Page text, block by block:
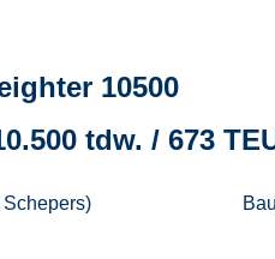
10500
tdw. / 673
Schepers)